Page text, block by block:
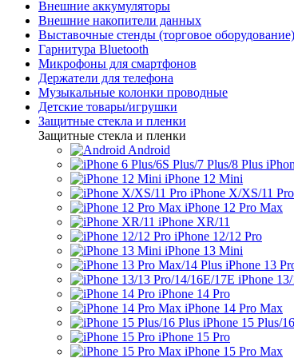
Внешние аккумуляторы
Внешние накопители данных
Выставочные стенды (торговое оборудование)
Гарнитура Bluetooth
Микрофоны для смартфонов
Держатели для телефона
Музыкальные колонки проводные
Детские товары/игрушки
Защитные стекла и пленки
Защитные стекла и пленки
Android
iPhone 12 Mini
iPhone X/XS/11 Pro
iPhone 12 Pro Max
iPhone XR/11
iPhone 12/12 Pro
iPhone 13 Mini
iPhone 13
iPhone
iPhone 14 Pro
iPhone 14 Pro Max
iPhone 15 Plus/
iPhone 15 Pro
iPhone 15 Pro Max